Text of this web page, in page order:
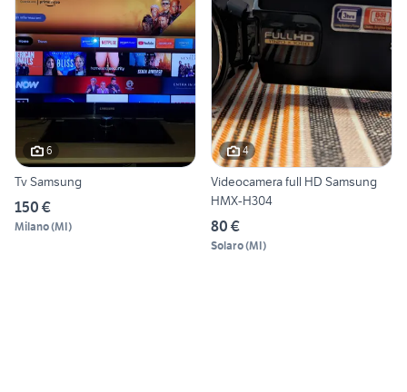
6
Tv Samsung
150 €
Milano(MI)
4
Videocamera full HD Samsung
HMX-H304
80 €
Solaro(MI)